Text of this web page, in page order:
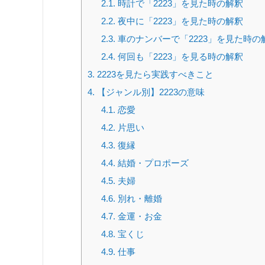
2.1. 時計で「2223」を見た時の解釈
2.2. 夜中に「2223」を見た時の解釈
2.3. 車のナンバーで「2223」を見た時の
2.4. 何回も「2223」を見る時の解釈
3. 2223を見たら実践すべきこと
4. 【ジャンル別】2223の意味
4.1. 恋愛
4.2. 片思い
4.3. 復縁
4.4. 結婚・プロポーズ
4.5. 夫婦
4.6. 別れ・離婚
4.7. 金運・お金
4.8. 宝くじ
4.9. 仕事